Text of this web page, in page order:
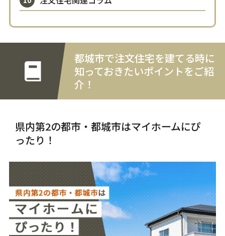
都城市で注文住宅を建てる時に
知っておきたいポイントをご紹
介！
県内第2の都市・都城市はマイホームにぴ
ったり！